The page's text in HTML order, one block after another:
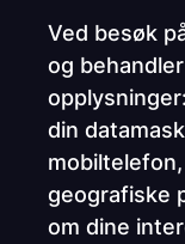
Ved besøk
og
din
geografiske
om dine